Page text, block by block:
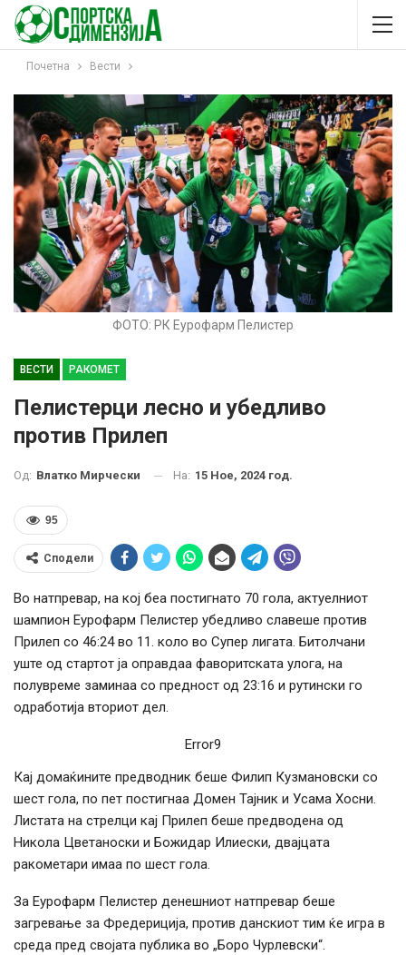
Почетна Вести
ФОТО: РК Еурофарм Пелистер
ВЕСТИ РАКОМЕТ
Пелистерци лесно и убедливо
против Прилеп
Од: Влатко Мирчески На: 15 Ное, 2024 год.
95
Сподели
Во натпревар, на кој беа постигнато 70 гола, актуелниот
шампион Еурофарм Пелистер убедливо славеше против
Прилеп со 46:24 во 11. коло во Супер лигата. Битолчани
уште од стартот ја оправдаа фаворитската улога, на
полувреме заминаа со предност од 23:16 и рутински го
одработија вториот дел.
Error9
Кај домаќините предводник беше Филип Кузмановски со
шест гола, по пет постигнаа Домен Тајник и Усама Хосни.
Листата на стрелци кај Прилеп беше предводена од
Никола Цветаноски и Божидар Илиески, двајцата
ракометари имаа по шест гола.
За Еурофарм Пелистер денешниот натпревар беше
загревање за Фредериција, против данскиот тим ќе игра в
среда пред својата публика во „Боро Чурлевски“.